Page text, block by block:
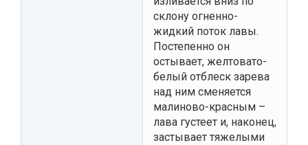
склону огненно-
жидкий поток лавы.
Постепенно он
остывает, желтовато-
белый отблеск зарева
над ним сменяется
малиново-красным –
лава густеет и, наконец,
застывает тяжелыми